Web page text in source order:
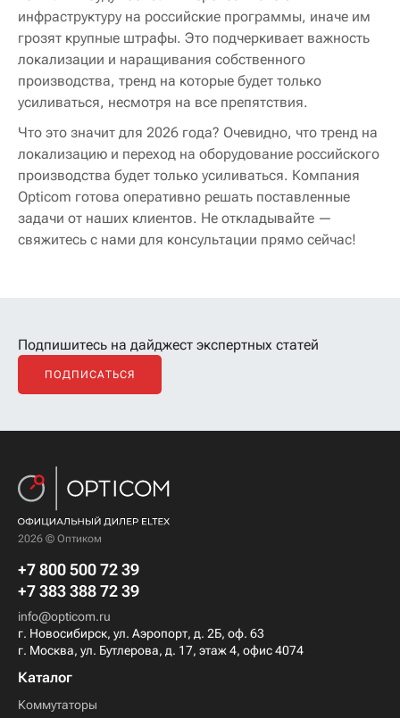
инфраструктуру на российские программы, иначе им
грозят крупные штрафы. Это подчеркивает важность
локализации и наращивания собственного
производства, тренд на которые будет только
усиливаться, несмотря на все препятствия.
Что это значит для 2026 года? Очевидно, что тренд на
локализацию и переход на оборудование российского
производства будет только усиливаться. Компания
Opticom готова оперативно решать поставленные
задачи от наших клиентов. Не откладывайте —
свяжитесь с нами для консультации прямо сейчас!
Подпишитесь на дайджест экспертных статей
ПОДПИСАТЬСЯ
2026 © Оптиком
+7 800 500 72 39
+7 383 388 72 39
info@opticom.ru
г. Новосибирск, ул. Аэропорт, д. 2Б, оф. 63
г. Москва, ул. Бутлерова, д. 17, этаж 4, офис 4074
Каталог
Коммутаторы